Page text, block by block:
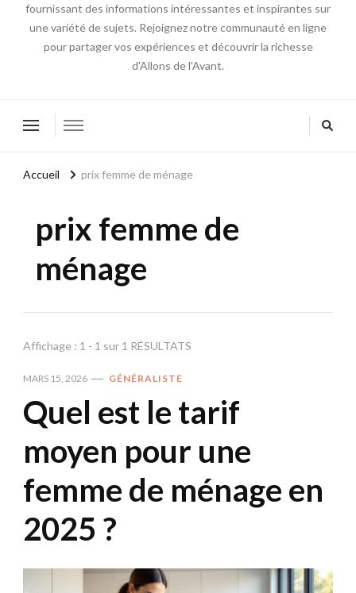
fournissant des informations intéressantes et inspirantes sur
une variété de sujets. Rejoignez notre communauté en ligne
pour partager vos expériences et découvrir la richesse
d'Allons de l'Avant.
Accueil prix femme de ménage
prix femme de
ménage
Affichage : 1 - 1 sur 1 RÉSULTATS
MARS 15, 2026 GÉNÉRALISTE
Quel est le tarif
moyen pour une
femme de ménage en
2025 ?